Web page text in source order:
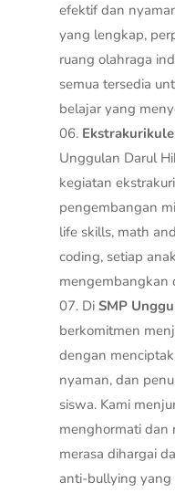
efektif dan
yang lengkap,
ruang olahraga
semua tersedia
belajar yang
Unggulan Darul
kegiatan
pengembangan
life skills, math
coding, setiap
mengembangkan
DiSMP
berkomitmen
dengan
nyaman, dan
siswa. Kami
menghormati dan
merasa dihargai
anti-bullying